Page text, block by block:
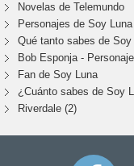
Novelas de Telemundo
Personajes de Soy
Qué tanto sabes de Soy
Bob Esponja -
Fan de Soy Luna
¿Cuánto sabes de Soy
Riverdale (2)